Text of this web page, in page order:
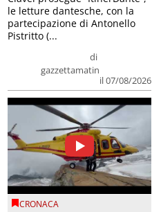
di
gazzettamatin
il 07/08/2026
le letture dantesche, con la
partecipazione di Antonello
Pistritto (...
CRONACA